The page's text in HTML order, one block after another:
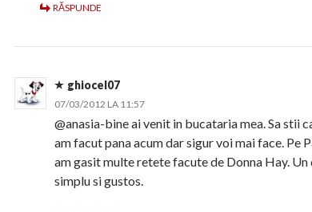
RĂSPUNDE
ghiocel07
07/03/2012 LA 11:57
@anasia-bine ai venit in bucataria mea. Sa stii
am facut pana acum dar sigur voi mai face. Pe
am gasit multe retete facute de Donna Hay. Un
simplu si gustos.